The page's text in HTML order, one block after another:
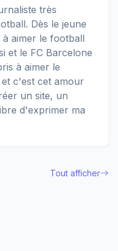
très
Dès le jeune
aimer le football
et le FC Barcelone
à aimer le
c'est cet amour
un site, un
d'exprimer ma
Tout afficher